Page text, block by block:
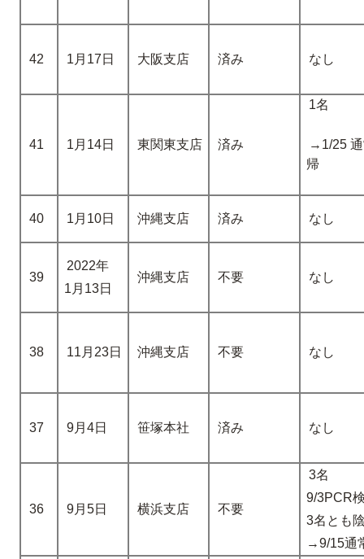
42 1月17日 大阪支店 済み なし
41 1月14日 東関東支店 済み
1名
→1/25
帰
40 1月10日 沖縄支店 済み なし
39
2022年
1月13日
沖縄支店 不要 なし
38 11月23日 沖縄支店 不要 なし
37 9月4日 笹塚本社 済み なし
36 9月5日 横浜支店 不要
3名
9/3PCR
3名とも
→9/15通